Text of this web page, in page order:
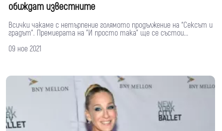
обиждат известните
Всички чакаме с нетърпение голямото продължение на “Сексът и
градът”. Премиерата на "И просто така" ще се състои...
09 ное 2021